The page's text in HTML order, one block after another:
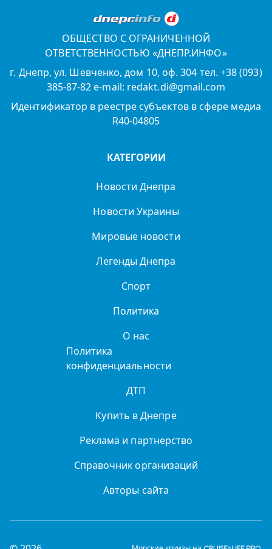
ОБЩЕСТВО С ОГРАНИЧЕННОЙ
ОТВЕТСТВЕННОСТЬЮ «ДНЕПР.ИНФО»
г. Днепр, ул. Шевченко, дом 10, оф. 304 тел. +38 (093)
385-87-82 e-mail: redakt.di@gmail.com
Идентификатор в реестре субъектов в сфере медиа
R40-04805
КАТЕГОРИИ
Новости Днепра
Новости Украины
Мировые новости
Легенды Днепра
Спорт
Политика
О нас
Политика
конфиденциальности
ДТП
Купить в Днепре
Реклама и партнерство
Справочник организаций
Авторы сайта